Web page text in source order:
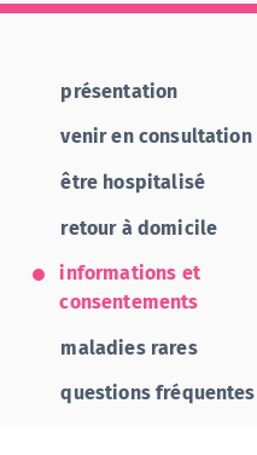
présentation
venir en consultation
être hospitalisé
retour à domicile
informations et
consentements
maladies rares
questions fréquentes